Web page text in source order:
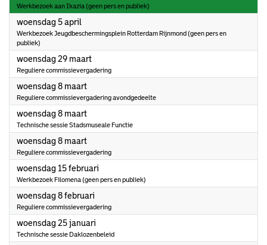
Werkbezoek aan Ikazia (geen pers en publiek)
woensdag 5 april
Werkbezoek Jeugdbeschermingsplein Rotterdam Rijnmond (geen pers en
publiek)
woensdag 29 maart2023
Reguliere commissievergadering
woensdag 8 maart2023
Reguliere commissievergadering avondgedeelte
woensdag 8 maart2023
Technische sessie Stadsmuseale Functie
woensdag 8 maart2023
Reguliere commissievergadering
woensdag 15 februari
Werkbezoek Filomena (geen pers en publiek)
woensdag 8 februari
Reguliere commissievergadering
woensdag 25 januari
Technische sessie Daklozenbeleid